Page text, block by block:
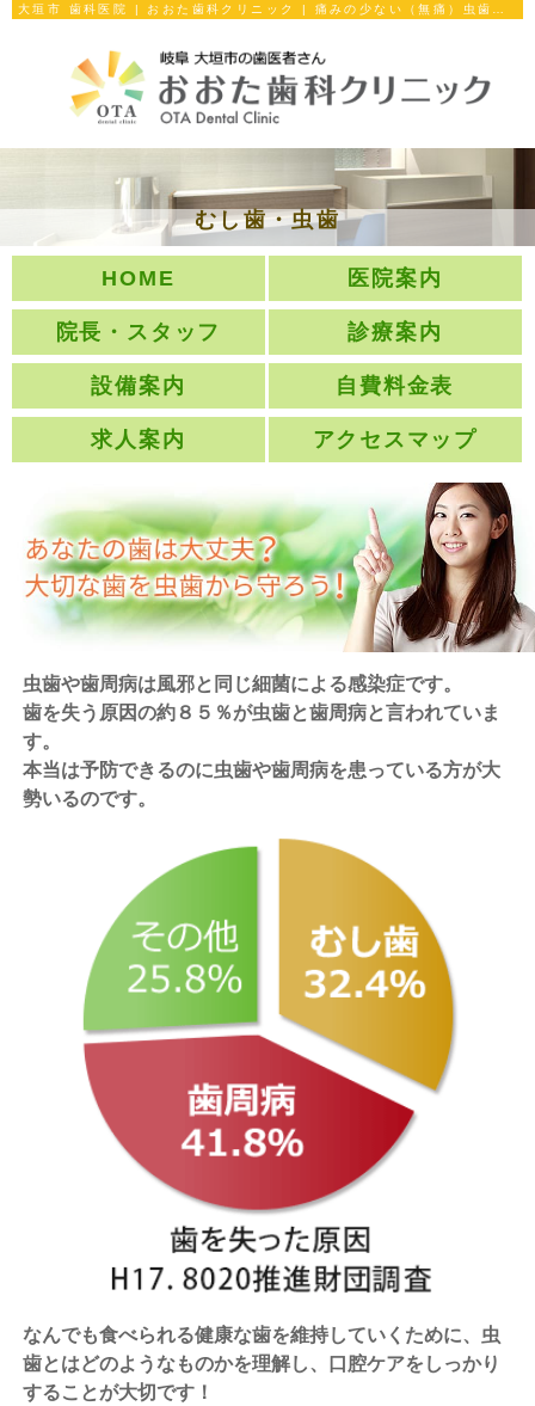
むし歯・虫歯
HOME 医院案内
院長・スタッフ 診療案内
設備案内 自費料金表
求人案内 アクセスマップ
虫歯や歯周病は風邪と同じ細菌による感染症です。
歯を失う原因の約８５％が虫歯と歯周病と言われていま
す。
本当は予防できるのに虫歯や歯周病を患っている方が大
勢いるのです。
なんでも食べられる健康な歯を維持していくために、虫
歯とはどのようなものかを理解し、口腔ケアをしっかり
することが大切です！